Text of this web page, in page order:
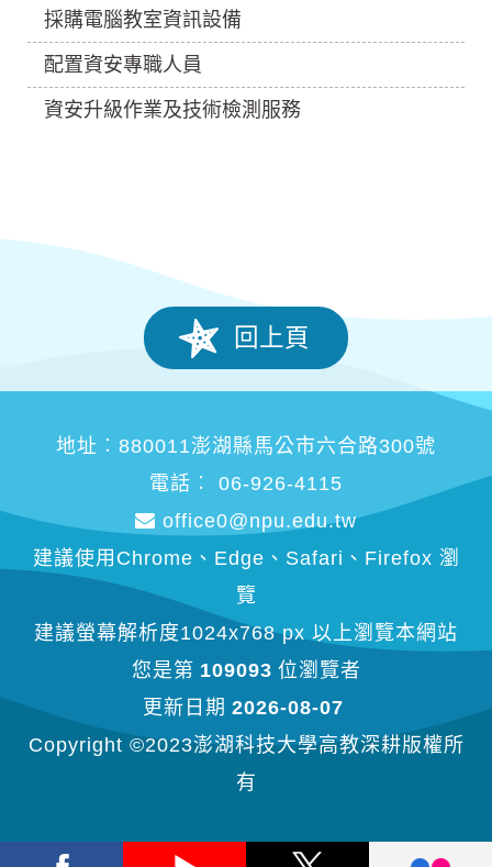
採購電腦教室資訊設備
配置資安專職人員
資安升級作業及技術檢測服務
回上頁
地址︰880011澎湖縣馬公市六合路300號
電話︰ 06-926-4115
office0@npu.edu.tw
建議使用Chrome、Edge、Safari、Firefox 瀏
覽
建議螢幕解析度1024x768 px 以上瀏覽本網站
您是第 109093 位瀏覽者
更新日期 2026-08-07
Copyright ©2023澎湖科技大學高教深耕版權所
有
Facebook Youtube